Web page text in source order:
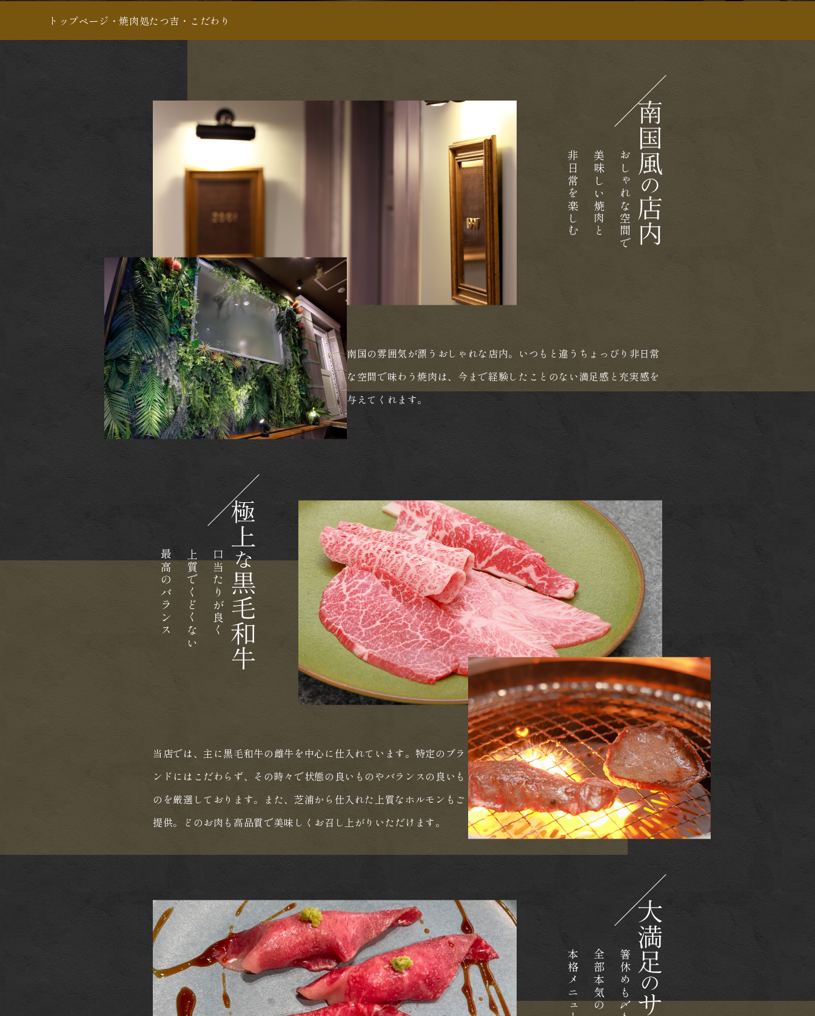
トップページ ・焼肉処たつ吉 ・ こだわり
おしゃれな空間で​​​​​​​
美味しい焼肉と
非日常を楽しむ
風
の
店
内
南国の雰囲気が漂うおしゃれな店内。いつもと違うちょっぴり非日常
な空間で味わう焼肉は、今まで経験したことのない満足感と充実感を
与えてくれます。
口当たりが良く​​​​​​​
上質でくどくない
最高のバランス
当店では、主に黒毛和牛の雌牛を中心に仕入れています。特定のブラ
ンドにはこだわらず、その時々で状態の良いものやバランスの良いも
のを厳選しております。また、芝浦から仕入れた上質なホルモンもご
提供。どのお肉も高品質で美味しくお召し上がりいただけます。
箸休めも〆も​​​​​​​
全部本気の
本格メニュー